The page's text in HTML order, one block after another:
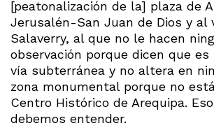
[peatonalización de la] plaza de
Jerusalén-San Juan de Dios y al
Salaverry, al que no le hacen
observación porque dicen que
vía subterránea y no altera en
zona monumental porque no
Centro Histórico de Arequipa.
debemos entender.